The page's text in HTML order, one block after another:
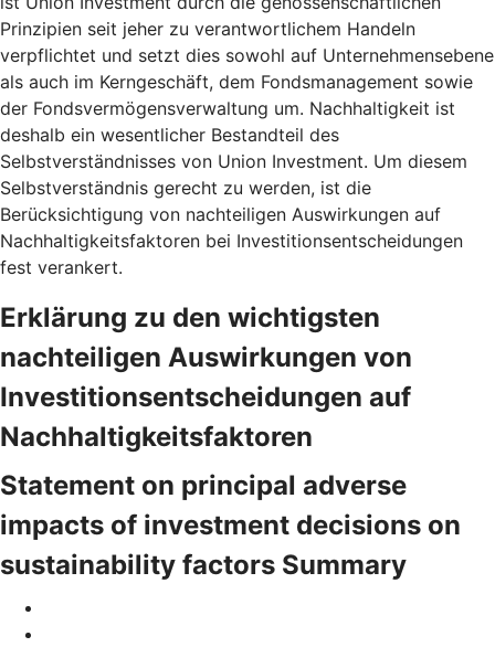
Prinzipien seit jeher zu verantwortlichem Handeln
verpflichtet und setzt dies sowohl auf Unternehmensebene
als auch im Kerngeschäft, dem Fondsmanagement sowie
der Fondsvermögensverwaltung um. Nachhaltigkeit ist
deshalb ein wesentlicher Bestandteil des
Selbstverständnisses von Union Investment. Um diesem
Selbstverständnis gerecht zu werden, ist die
Berücksichtigung von nachteiligen Auswirkungen auf
Nachhaltigkeitsfaktoren bei Investitionsentscheidungen
fest verankert.
Erklärung zu den wichtigsten
nachteiligen Auswirkungen von
Investitionsentscheidungen auf
Nachhaltigkeitsfaktoren
Statement on principal adverse
impacts of investment decisions on
sustainability factors Summary